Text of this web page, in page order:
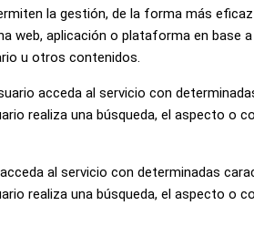
la gestión, de la forma más
web, aplicación o plataforma en
u otros contenidos.
acceda al servicio con
realiza una búsqueda, el aspecto o
al servicio con determinadas
realiza una búsqueda, el aspecto o